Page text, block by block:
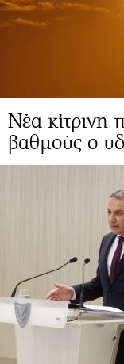
Νέα κίτρινη
βαθμούς ο